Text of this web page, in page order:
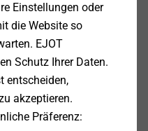
Profildach
Einstellungen oder
die Website so
EJOT
Schutz Ihrer Daten.
entscheiden,
akzeptieren.
Präferenz: